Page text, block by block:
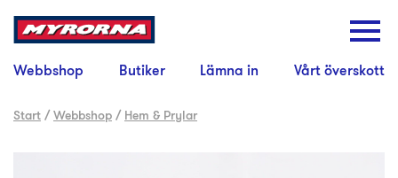
Webbshop Butiker Lämna in Vårt överskott
Start /Webbshop / Hem & Prylar